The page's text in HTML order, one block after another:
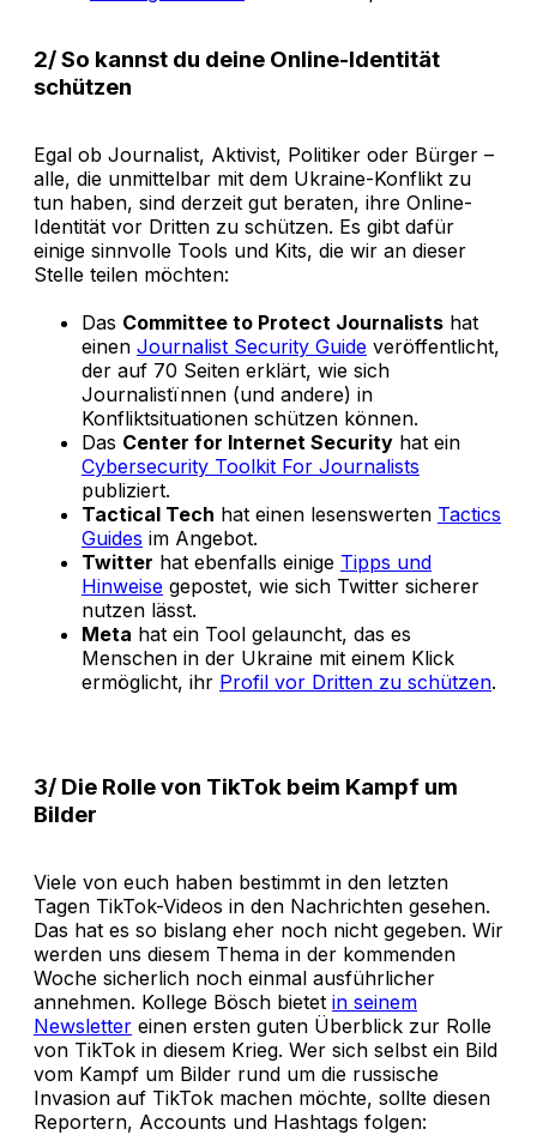
2/ So kannst du deine Online-Identität
schützen
Egal ob Journalist, Aktivist, Politiker oder Bürger –
alle, die unmittelbar mit dem Ukraine-Konflikt zu
tun haben, sind derzeit gut beraten, ihre Online-
Identität vor Dritten zu schützen. Es gibt dafür
einige sinnvolle Tools und Kits, die wir an dieser
Stelle teilen möchten:
Das Committee to Protect Journalists hat
einen Journalist Security Guide veröffentlicht,
der auf 70 Seiten erklärt, wie sich
Journalistïnnen (und andere) in
Konfliktsituationen schützen können.
Das Center for Internet Security hat ein
Cybersecurity Toolkit For Journalists
publiziert.
Tactical Tech hat einen lesenswerten Tactics
Guides im Angebot.
Twitter hat ebenfalls einige Tipps und
Hinweise gepostet, wie sich Twitter sicherer
nutzen lässt.
Meta hat ein Tool gelauncht, das es
Menschen in der Ukraine mit einem Klick
ermöglicht, ihr Profil vor Dritten zu schützen.
3/ Die Rolle von TikTok beim Kampf um
Bilder
Viele von euch haben bestimmt in den letzten
Tagen TikTok-Videos in den Nachrichten gesehen.
Das hat es so bislang eher noch nicht gegeben. Wir
werden uns diesem Thema in der kommenden
Woche sicherlich noch einmal ausführlicher
annehmen. Kollege Bösch bietet in seinem
Newsletter einen ersten guten Überblick zur Rolle
von TikTok in diesem Krieg. Wer sich selbst ein Bild
vom Kampf um Bilder rund um die russische
Invasion auf TikTok machen möchte, sollte diesen
Reportern, Accounts und Hashtags folgen: